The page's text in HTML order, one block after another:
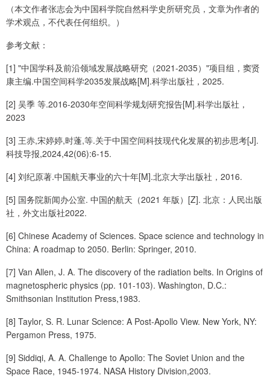
（本文作者张志会为中国科学院自然科学史所研究员，文章为作者的
学术观点，不代表任何组织。）
参考文献：
[1] "中国学科及前沿领域发展战略研究（2021-2035）"项目组，窦贤
康主编.中国空间科学2035发展战略[M].科学出版社，2025.
[2] 吴季 等.2016-2030年空间科学规划研究报告[M].科学出版社，
2023
[3] 王赤,宋婷婷,时蓬,等.关于中国空间科技现代化发展的初步思考[J].
科技导报,2024,42(06):6-15.
[4] 刘纪原著.中国航天事业的六十年[M].北京大学出版社，2016.
[5] 国务院新闻办公室. 中国的航天（2021 年版）[Z]. 北京：人民出版
社，外文出版社2022.
[6] Chinese Academy of Sciences. Space science and technology in
China: A roadmap to 2050. Berlin: Springer, 2010.
[7] Van Allen, J. A. The discovery of the radiation belts. In Origins of
magnetospheric physics (pp. 101-103). Washington, D.C.:
Smithsonian Institution Press,1983.
[8] Taylor, S. R. Lunar Science: A Post-Apollo View. New York, NY:
Pergamon Press, 1975.
[9] Siddiqi, A. A. Challenge to Apollo: The Soviet Union and the
Space Race, 1945-1974. NASA History Division,2003.